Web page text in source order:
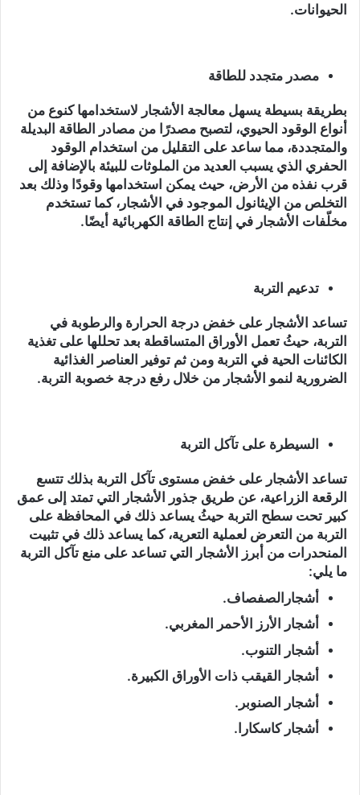
الحيوانات.
مصدر متجدد للطاقة
بطريقة بسيطة يسهل معالجة الأشجار لاستخدامها كنوع من
أنواع الوقود الحيوي، لتصبح مصدرًا من مصادر الطاقة البديلة
والمتجددة، مما ساعد على التقليل من استخدام الوقود
الحفري الذي يسبب العديد من الملوثات للبيئة بالإضافة إلى
قرب نفذه من الأرض، حيث يمكن استخدامها وقودًا وذلك بعد
التخلص من الإيثانول الموجود في الأشجار، كما تستخدم
مخلّفات الأشجار في إنتاج الطاقة الكهربائية أيضًا.
تدعيم التربة
تساعد الأشجار على خفض درجة الحرارة والرطوبة في
التربة، حيثُ تعمل الأوراق المتساقطة بعد تحللها على تغذية
الكائنات الحية في التربة ومن ثم توفير العناصر الغذائية
الضرورية لنمو الأشجار من خلال رفع درجة خصوبة التربة.
السيطرة على تآكل التربة
تساعد الأشجار على خفض مستوى تآكل التربة بذلك تتسع
الرقعة الزراعية، عن طريق جذور الأشجار التي تمتد إلى عمق
كبير تحت سطح التربة حيثُ يساعد ذلك في المحافظة على
التربة من التعرض لعملية التعرية، كما يساعد ذلك في تثبيت
المنحدرات من أبرز الأشجار التي تساعد على منع تآكل التربة
ما يلي:
أشجارالصفصاف.
أشجار الأرز الأحمر المغربي.
أشجار التنوب.
أشجار القيقب ذات الأوراق الكبيرة.
أشجار الصنوبر.
أشجار كاسكارا.